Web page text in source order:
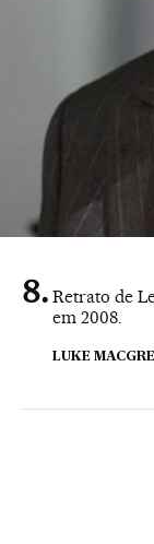
Retrato de
em 2008.
LUKE